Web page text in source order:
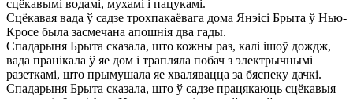
сцёкавымі водамі, мухамі і пацукамі.
Сцёкавая вада ў садзе трохпакаёвага дома Янэісі Брыта ў Нью-
Кросе была засмечана апошнія два гады.
Спадарыня Брыта сказала, што кожны раз, калі ішоў дождж,
вада пранікала ў яе дом і трапляла побач з электрычнымі
разеткамі, што прымушала яе хвалявацца за бяспеку дачкі.
Спадарыня Брыта сказала, што ў садзе працякаюць сцёкавыя